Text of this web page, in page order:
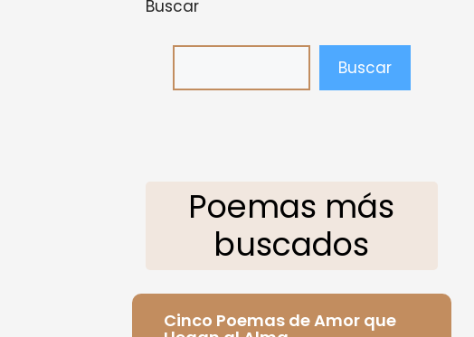
Buscar
Buscar
Poemas más
buscados
Cinco Poemas de Amor que